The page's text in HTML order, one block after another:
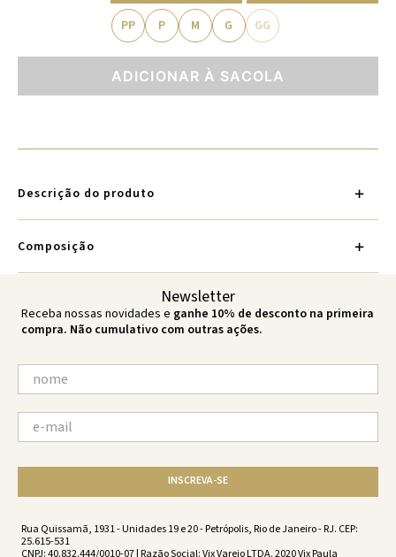
PP P M G GG
ADICIONAR À SACOLA
Descrição do produto
Composição
Newsletter
Receba nossas novidades e ganhe 10% de desconto na primeira
compra. Não cumulativo com outras ações.
INSCREVA-SE
Rua Quissamã, 1931 - Unidades 19 e 20 - Petrópolis, Rio de Janeiro - RJ. CEP:
25.615-531
CNPJ: 40.832.444/0010-07 | Razão Social: Vix Varejo LTDA. 2020 Vix Paula